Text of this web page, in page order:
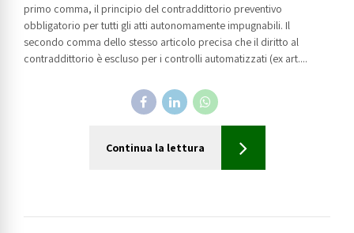
primo comma, il principio del contraddittorio preventivo
obbligatorio per tutti gli atti autonomamente impugnabili. Il
secondo comma dello stesso articolo precisa che il diritto al
contraddittorio è escluso per i controlli automatizzati (ex art....
Continua la lettura